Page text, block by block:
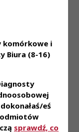
i
Biura (8-16)
eś
sprawdź, co
w zespole i
z ustawą